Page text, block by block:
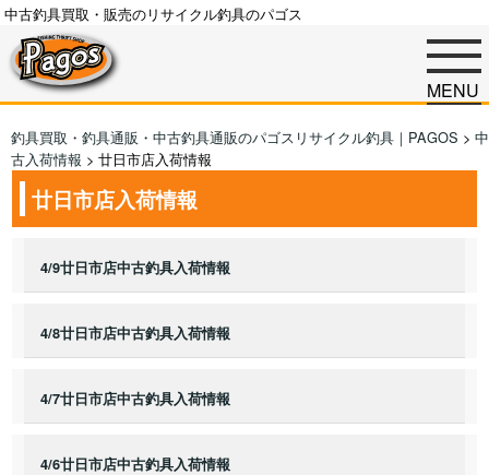
中古釣具買取・販売のリサイクル釣具のパゴス
MENU
釣具買取・釣具通販・中古釣具通販のパゴスリサイクル釣具｜PAGOS > 中
古入荷情報 > 廿日市店入荷情報
廿日市店入荷情報
4/9廿日市店中古釣具入荷情報
4/8廿日市店中古釣具入荷情報
4/7廿日市店中古釣具入荷情報
4/6廿日市店中古釣具入荷情報